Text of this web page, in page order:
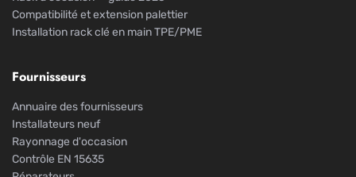
Compatibilité et extension palettier
Installation rack clé en main TPE/PME
Fournisseurs
Annuaire des fournisseurs
Installateurs neuf
Rayonnage d'occasion
Contrôle EN 15635